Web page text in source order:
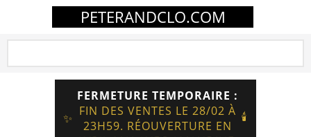
PETERANDCLO.COM
✨
FERMETURE TEMPORAIRE :
FIN DES VENTES LE 28/02 À
23H59. RÉOUVERTURE EN
🕯️